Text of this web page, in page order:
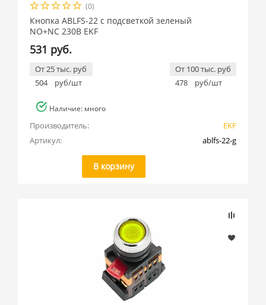
(0)
Кнопка ABLFS-22 с подсветкой зеленый
NO+NC 230В EKF
531 руб.
От 25 тыс. руб
504
руб/шт
От 100 тыс. руб
478
руб/шт
Наличие: много
Производитель:
EKF
Артикул:
ablfs-22-g
В корзину